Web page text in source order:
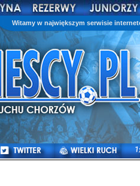
Witamy w największym serwisie